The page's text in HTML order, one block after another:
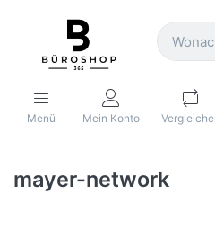
Menü Mein Konto
mayer-network